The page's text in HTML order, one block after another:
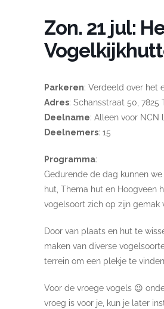
Zon. 21 jul:
Parkeren: Verdeeld over het
Adres: Schansstraat 50, 7825
Deelname: Alleen voor NCN
Deelnemers: 15
Programma:
Gedurende de dag kunnen
hut, Thema hut en Hoogveen
vogelsoort zich op zijn gemak
Door van plaats en hut te
maken van diverse
terrein om een plekje te
Voor de vroege vogels 😉
vroeg is voor je, kun je later